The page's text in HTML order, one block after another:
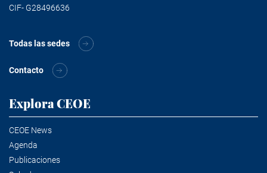
CIF- G28496636
Todas las sedes
Contacto
Explora CEOE
CEOE News
Agenda
Publicaciones